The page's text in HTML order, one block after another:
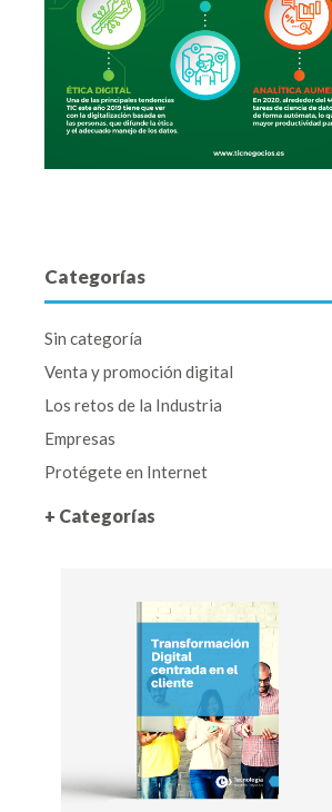
Categorías
Sin categoría
Venta y promoción digital
Los retos de la Industria
Empresas
Protégete en Internet
+ Categorías